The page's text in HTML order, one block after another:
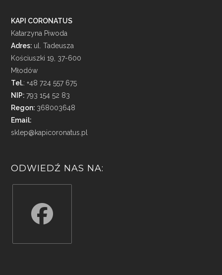
KAPI CORONATUS
Katarzyna Piwoda
Adres: ul. Tadeusza
Kościuszki 19, 37-600
Młodów
Tel.: +48 724 557 675
NIP:793 154 52 83
Regon: 368003648
Email:
sklep@kapicoronatus.pl
ODWIEDŹ NAS NA: